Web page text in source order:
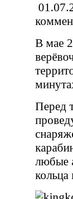
В мае
Перед
любые
кольца